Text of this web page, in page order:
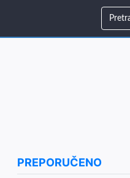
PREPORUČENO